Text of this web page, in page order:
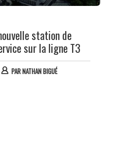
station de
sur la ligne T3
PARNATHAN BIGUÉ